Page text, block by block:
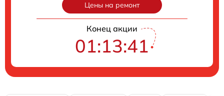
Цены на ремонт
Конец акции
01:13:40